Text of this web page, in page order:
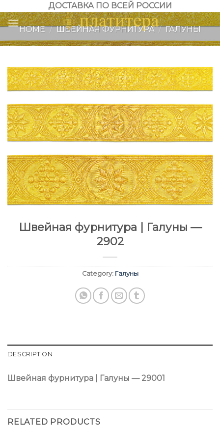
to
content
ДОСТАВКА ПО ВСЕЙ РОССИИ
HOME / ШВЕЙНАЯ ФУРНИТУРА / ГАЛУНЫ
Швейная фурнитура | Галуны —
2902
Category: Галуны
DESCRIPTION
Швейная фурнитура | Галуны — 29001
RELATED PRODUCTS